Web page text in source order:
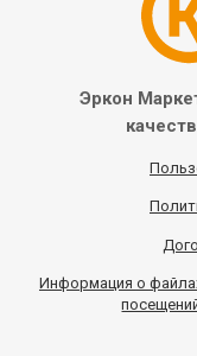
Эркон
Информация о